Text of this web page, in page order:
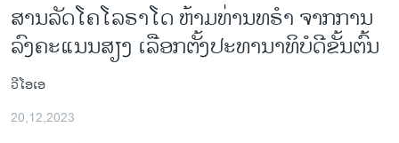
ຂ້າມ
ຂ້າມ
ຫາ
ຊອກ
ຄົ້ນ
ອາເມຣິກາ
ການເລືອກຕັ້ງ ປະທານາທີບໍດີ ສະຫະລັດ 2024
ໂລກ
ສານລັດໂຄໂລຣາໂດ ຫ້າມທ່ານທຣຳ ຈາກການ
ລົງຄະແນນສຽງ ເລືອກຕັ້ງປະທານາທິບໍດີຂັ້ນຕົ້ນ
ວີໂອເອ
20,12,2023